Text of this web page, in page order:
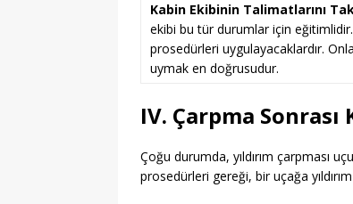
Kabin Ekibinin Talimatlarını
ekibi bu tür durumlar için
prosedürleri uygulayacaklardır.
uymak en doğrusudur.
IV. Çarpma
Çoğu durumda, yıldırım çarpması
prosedürleri gereği, bir uçağa